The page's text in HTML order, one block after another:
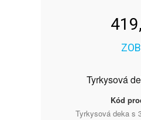
Tyrkysová
Kód
Tyrkysová deka s